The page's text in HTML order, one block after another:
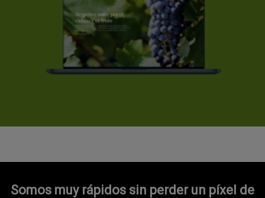
Somos muy rápidos sin perder un píxel de